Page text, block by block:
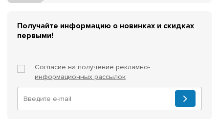
Получайте информацию о новинках и скидках
первыми!
Согласие на получение рекламно-
информационных рассылок